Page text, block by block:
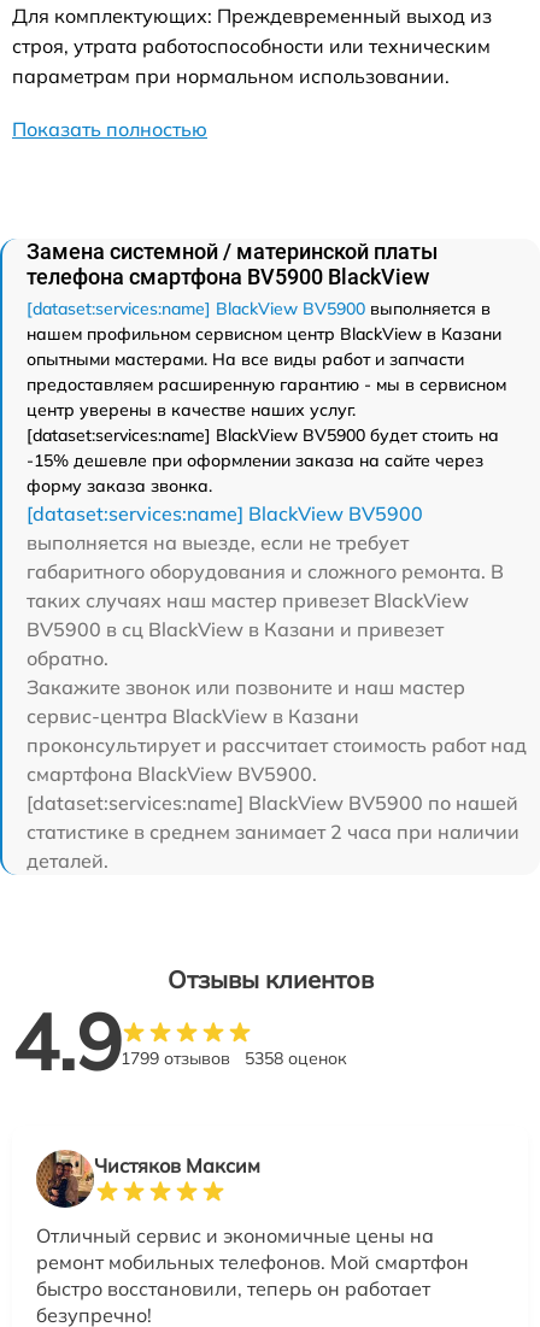
Для комплектующих: Преждевременный выход из
строя, утрата работоспособности или техническим
параметрам при нормальном использовании.
Показать полностью
Замена системной / материнской платы
телефона смартфона BV5900 BlackView
[dataset:services:name] BlackView BV5900 выполняется в
нашем профильном сервисном центр BlackView в Казани
опытными мастерами. На все виды работ и запчасти
предоставляем расширенную гарантию - мы в сервисном
центр уверены в качестве наших услуг.
[dataset:services:name] BlackView BV5900 будет стоить на
-15% дешевле при оформлении заказа на сайте через
форму заказа звонка.
[dataset:services:name] BlackView BV5900
выполняется на выезде, если не требует
габаритного оборудования и сложного ремонта. В
таких случаях наш мастер привезет BlackView
BV5900 в сц BlackView в Казани и привезет
обратно.
Закажите звонок или позвоните и наш мастер
сервис-центра BlackView в Казани
проконсультирует и рассчитает стоимость работ над
смартфона BlackView BV5900.
[dataset:services:name] BlackView BV5900 по нашей
статистике в среднем занимает 2 часа при наличии
деталей.
Отзывы клиентов
4.91799 отзывов 5358 оценок
Чистяков Максим
Отличный сервис и экономичные цены на
ремонт мобильных телефонов. Мой смартфон
быстро восстановили, теперь он работает
безупречно!